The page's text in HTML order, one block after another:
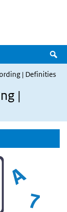
| Definities
|